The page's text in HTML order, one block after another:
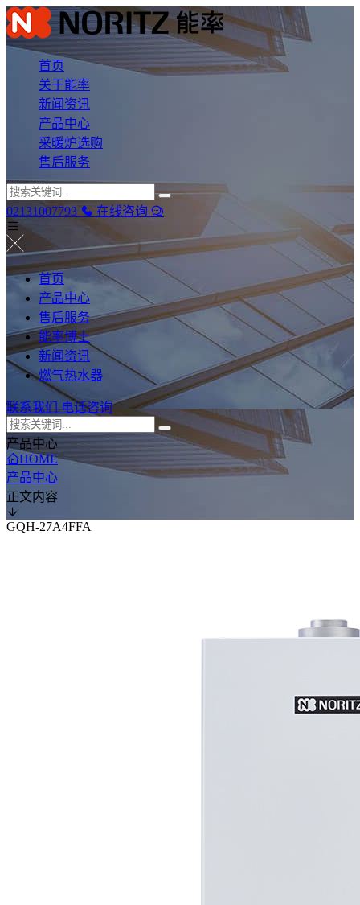
首页
关于能率
新闻资讯
产品中心
采暖炉选购
售后服务
02131007793 在线咨询
首页
产品中心
售后服务
能率博士
新闻资讯
燃气热水器
联系我们 电话咨询
产品中心
HOME
产品中心
正文内容
GQH-27A4FFA